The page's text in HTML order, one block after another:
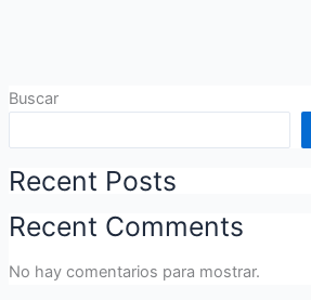
Buscar
Recent Posts
Recent Comments
No hay comentarios para mostrar.